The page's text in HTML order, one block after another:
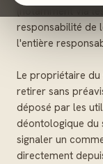
responsabilité de
l'entière
Le propriétaire
retirer sans
déposé par les
déontologique du
signaler un
directement